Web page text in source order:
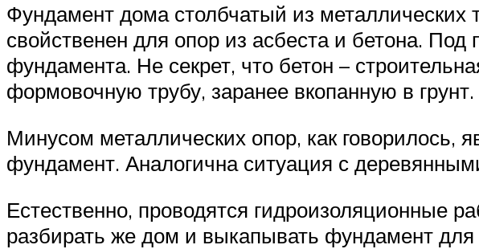
Фундамент дома столбчатый из металлических
свойственен для опор из асбеста и бетона. Под
фундамента. Не секрет, что бетон –
формовочную трубу, заранее вкопанную в грунт.
Минусом металлических опор, как говорилось,
фундамент. Аналогична ситуация с
Естественно, проводятся гидроизоляционные
разбирать же дом и выкапывать фундамент для